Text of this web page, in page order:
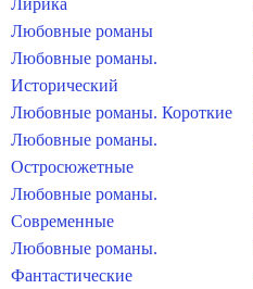
Лирика
Любовные романы
Любовные романы.
Исторический
Любовные романы. Короткие
Любовные романы.
Остросюжетные
Любовные романы.
Современные
Любовные романы.
Фантастические